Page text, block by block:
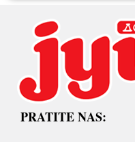
PRATITE NAS: